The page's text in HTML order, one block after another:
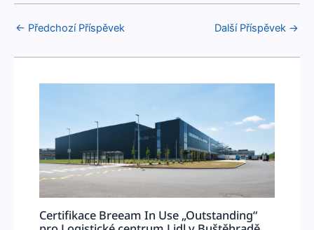
← Předchozí Příspěvek Další Příspěvek →
Certifikace Breeam In Use „Outstanding“